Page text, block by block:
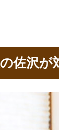
佐沢が